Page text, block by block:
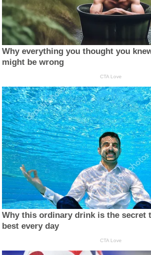
Why everything you thought you
might be wrong
CTA Love
Why this ordinary drink is the secret
best every day
CTA Love